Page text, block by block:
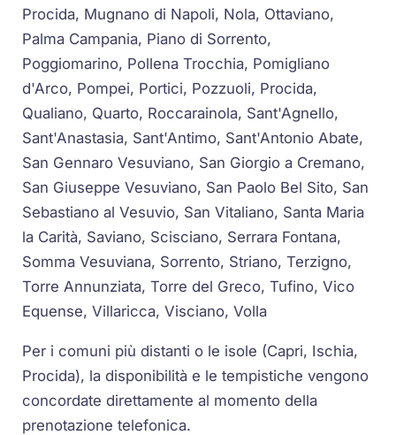
Procida, Mugnano di Napoli, Nola, Ottaviano,
Palma Campania, Piano di Sorrento,
Poggiomarino, Pollena Trocchia, Pomigliano
d'Arco, Pompei, Portici, Pozzuoli, Procida,
Qualiano, Quarto, Roccarainola, Sant'Agnello,
Sant'Anastasia, Sant'Antimo, Sant'Antonio Abate,
San Gennaro Vesuviano, San Giorgio a Cremano,
San Giuseppe Vesuviano, San Paolo Bel Sito, San
Sebastiano al Vesuvio, San Vitaliano, Santa Maria
la Carità, Saviano, Scisciano, Serrara Fontana,
Somma Vesuviana, Sorrento, Striano, Terzigno,
Torre Annunziata, Torre del Greco, Tufino, Vico
Equense, Villaricca, Visciano, Volla
Per i comuni più distanti o le isole (Capri, Ischia,
Procida), la disponibilità e le tempistiche vengono
concordate direttamente al momento della
prenotazione telefonica.